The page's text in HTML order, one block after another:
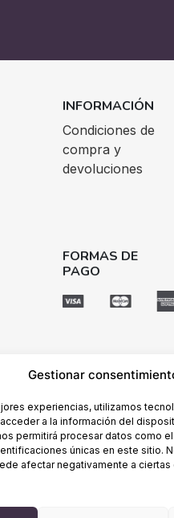
Gestionar
experiencias, utilizamos
a la información del
permitirá procesar datos como
únicas en este sitio.
afectar negativamente a ciertas
INFORMACIÓN
Condiciones de
compra y
devoluciones
FORMAS DE
PAGO